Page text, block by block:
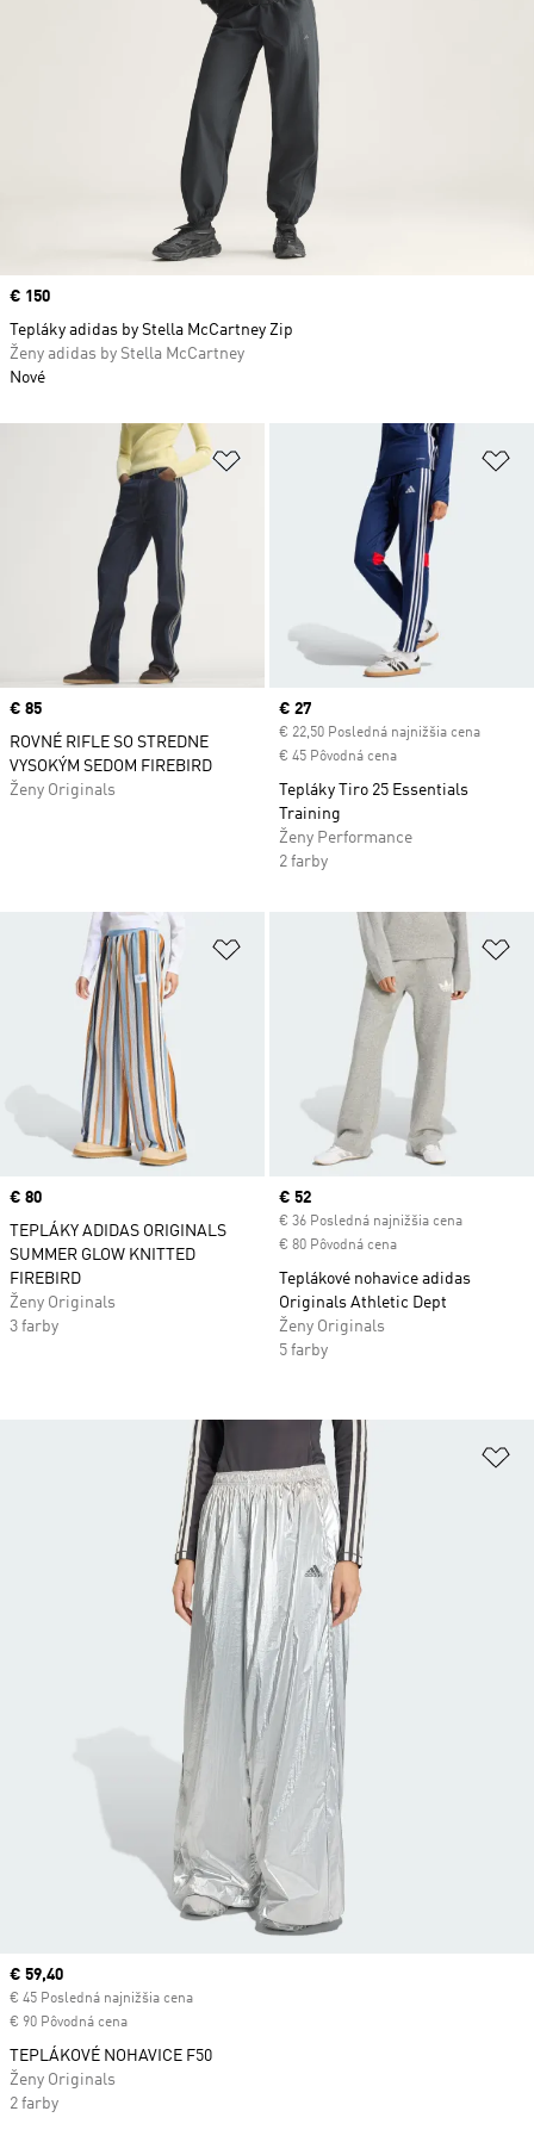
Pridať do zoznamu želaných
Price
€ 85
ROVNÉ RIFLE SO STREDNE
VYSOKÝM SEDOM FIREBIRD
Ženy Originals
Current price
€ 27
€ 22,50 Posledná najnižšia cena
€ 45 Pôvodná cena
Tepláky Tiro 25 Essentials
Training
Ženy Performance
2 farby
Pridať do zoznamu želaných
Price
€ 80
TEPLÁKY ADIDAS ORIGINALS
SUMMER GLOW KNITTED
FIREBIRD
Ženy Originals
3 farby
Current price
€ 52
€ 36 Posledná najnižšia cena
€ 80 Pôvodná cena
Teplákové nohavice adidas
Originals Athletic Dept
Ženy Originals
5 farby
Price
€ 150
Tepláky adidas by Stella McCartney Zip
Ženy adidas by Stella McCartney
Nové
Current price
€ 59,40
€ 45 Posledná najnižšia cena
€ 90 Pôvodná cena
TEPLÁKOVÉ NOHAVICE F50
Ženy Originals
2 farby